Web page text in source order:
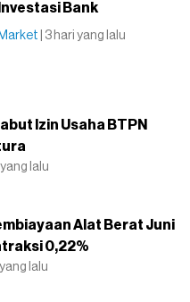
Investasi Bank
Market | 3 hari yang lalu
Izin Usaha BTPN
yang lalu
Alat Berat Juni
0,22%
yang lalu